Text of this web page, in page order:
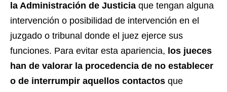
la Administración de Justicia que tengan alguna
intervención o posibilidad de intervención en el
juzgado o tribunal donde el juez ejerce sus
funciones. Para evitar esta apariencia, los jueces
han de valorar la procedencia de no establecer
o de interrumpir aquellos contactos que